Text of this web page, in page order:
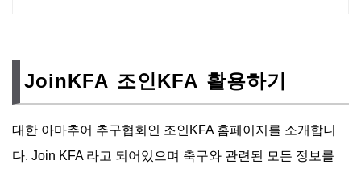
JoinKFA 조인KFA 활용하기
대한 아마추어 추구협회인 조인KFA 홈페이지를 소개합니
다. Join KFA 라고 되어있으며 축구와 관련된 모든 정보를